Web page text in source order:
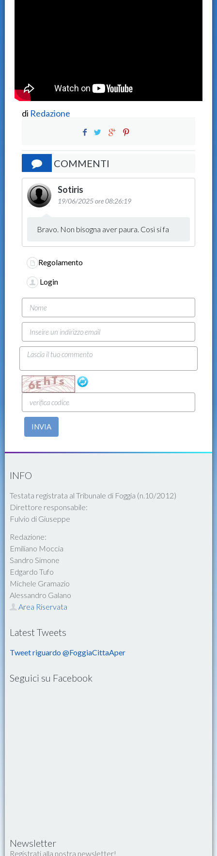
di Redazione
COMMENTI
Sotiris
19/06/2025 ore 08:26:19
Bravo. Non bisogna aver paura. Così si fa
Regolamento
Login
INVIA
INFO
Testata registrata al Tribunale di Foggia (n.10/2012)
Direttore responsabile:
Fulvio di Giuseppe
Redazione:
Emiliano Moccia
Sandro Simone
Edgardo Tufo
Michele Gramazio
Alessandro Galano
Area Riservata
Latest Tweets
Tweet riguardo @FoggiaCittaAper
Seguici su Facebook
Newsletter
Registrati alla nostra newsletter!